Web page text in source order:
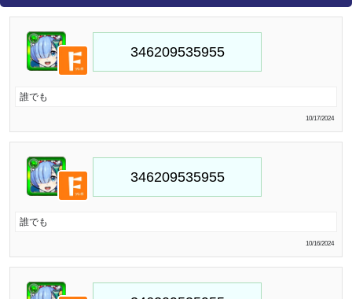
誰でも
10/17/2024
誰でも
10/16/2024